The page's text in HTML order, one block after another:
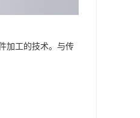
加工的技术。与传